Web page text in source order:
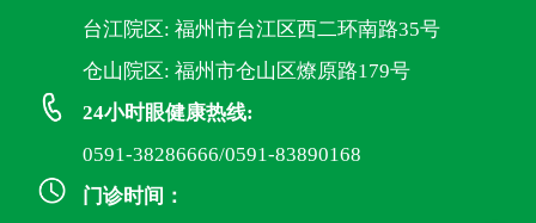
台江院区: 福州市台江区西二环南路35号
仓山院区: 福州市仓山区燎原路179号
24小时眼健康热线:
0591-38286666/0591-83890168
门诊时间：